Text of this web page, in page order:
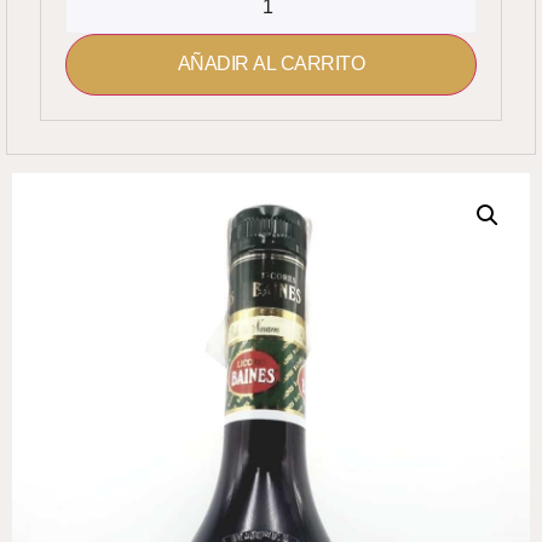
AÑADIR AL CARRITO